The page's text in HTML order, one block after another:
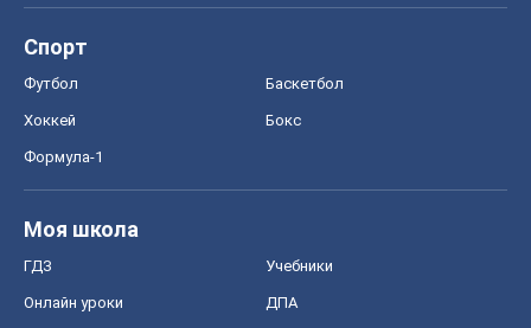
Спорт
Футбол Баскетбол
Хоккей Бокс
Формула-1
Моя школа
ГДЗ Учебники
Онлайн уроки ДПА